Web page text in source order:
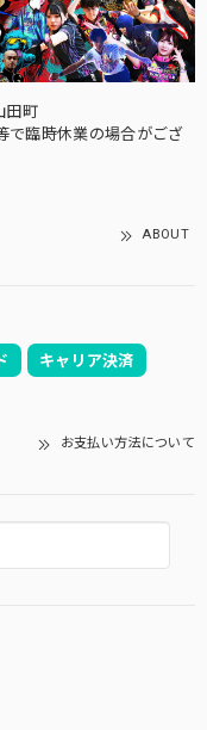
田町
で臨時休業の場合がござ
ABOUT
キャリア決済
お支払い方法について